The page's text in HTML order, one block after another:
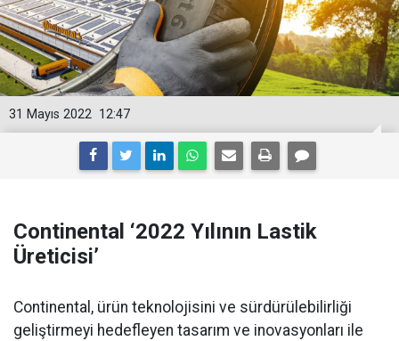
12:47
31 Mayıs 2022
Continental ‘2022 Yılının Lastik
Üreticisi’
Continental, ürün teknolojisini ve sürdürülebilirliği
geliştirmeyi hedefleyen tasarım ve inovasyonları ile